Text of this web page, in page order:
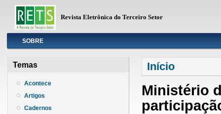
Revista Eletrônica do Terceiro Setor
InfoSOBRE
Temas
Acontece
Artigos
Cadernos
Você está aqui
Início
Ministério